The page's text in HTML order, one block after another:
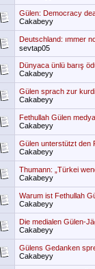
Gülen: Democracy
Cakabeyy
Deutschland: ımmer
sevtap05
Dünyaca ünlü barış
Cakabeyy
Gülen sprach zur
Cakabeyy
Fethullah Gülen
Cakabeyy
Gülen unterstützt den
Cakabeyy
Thumann: „Türkei
Cakabeyy
Warum ist Fethullah
Cakabeyy
Die medialen Gülen-
Cakabeyy
Gülens Gedanken
Cakabeyy